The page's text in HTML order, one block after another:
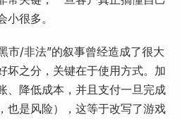
很多。
市/非法”的叙事曾经造成了很大
坏之分，关键在于使用方式。加
、降低成本，并且支付一旦完成
也是风险），这等于改写了游戏